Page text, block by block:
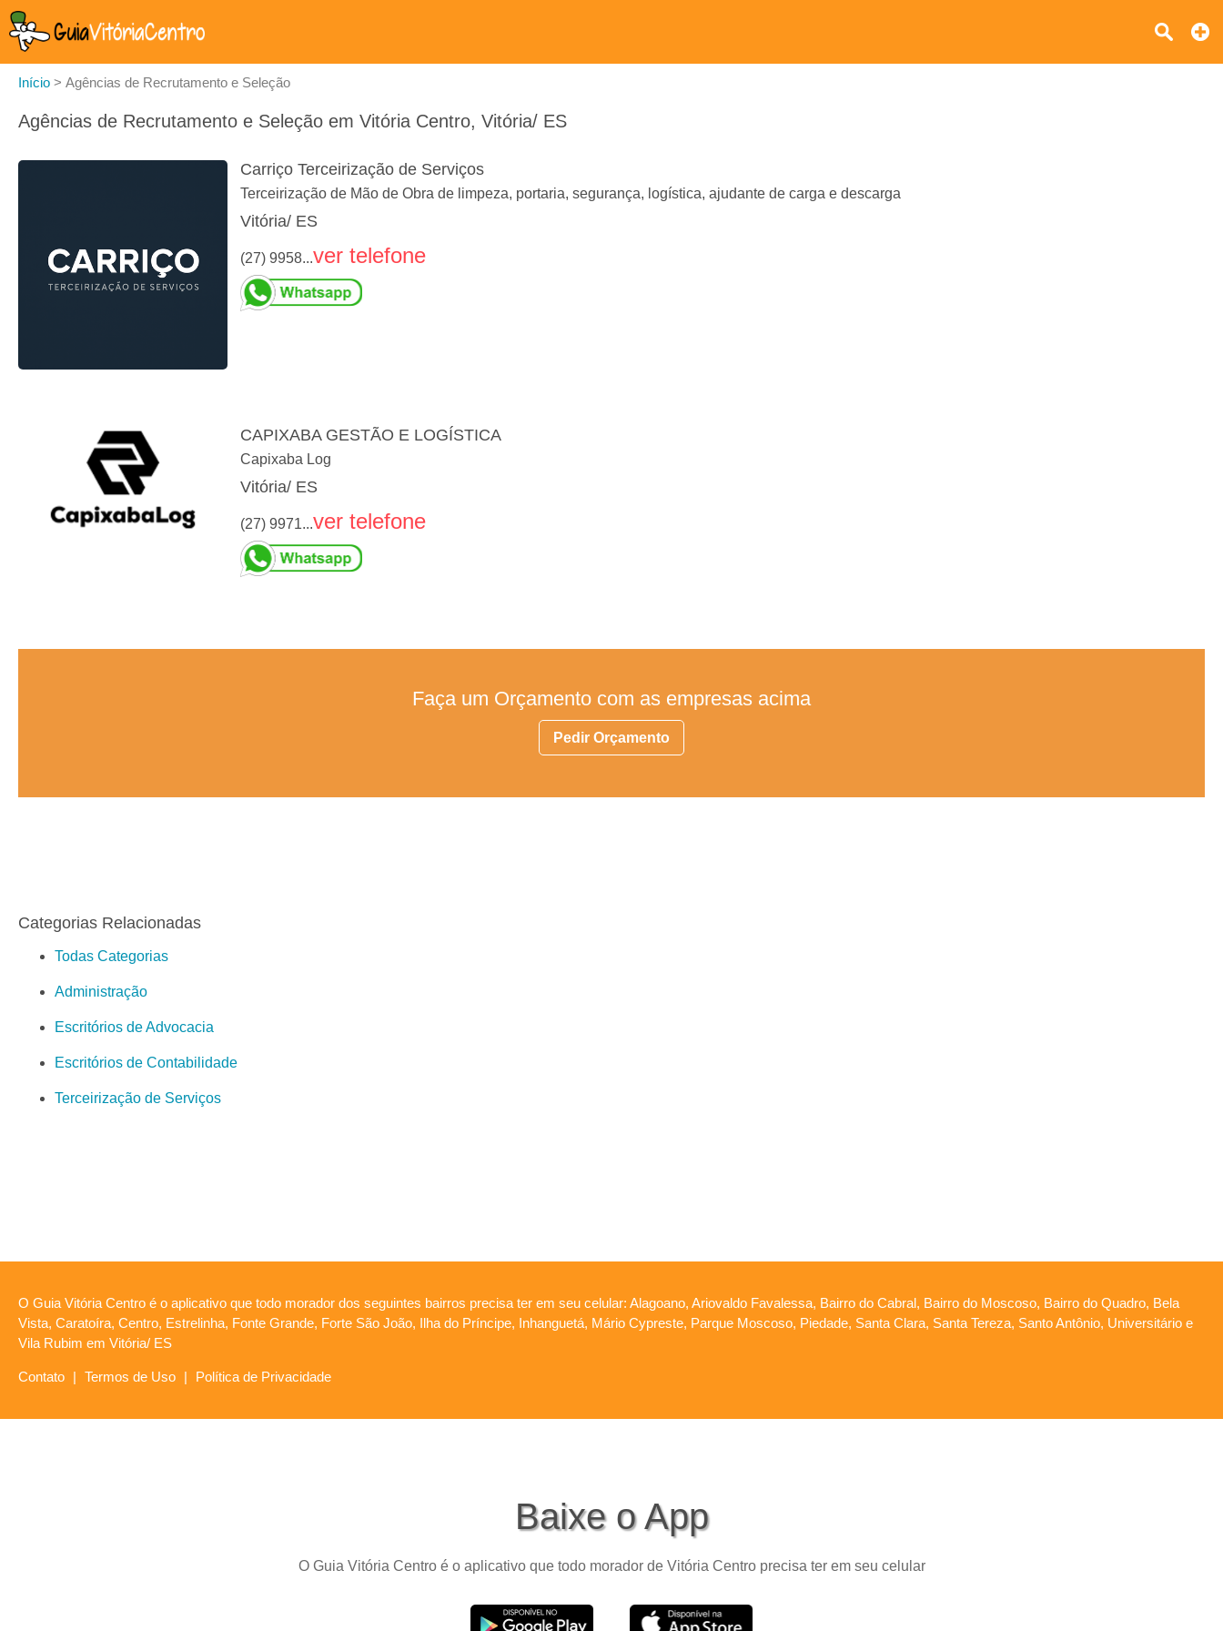
Início > Agências de Recrutamento e Seleção
Agências de Recrutamento e Seleção em Vitória Centro, Vitória/ ES
Carriço Terceirização de Serviços
Terceirização de Mão de Obra de limpeza, portaria, segurança, logística, ajudante de carga e descarga
Vitória/ ES
(27) 9958...ver telefone
CAPIXABA GESTÃO E LOGÍSTICA
Capixaba Log
Vitória/ ES
(27) 9971...ver telefone
Faça um Orçamento com as empresas acima
Pedir Orçamento
Categorias Relacionadas
Todas Categorias
Administração
Escritórios de Advocacia
Escritórios de Contabilidade
Terceirização de Serviços
O Guia Vitória Centro é o aplicativo que todo morador dos seguintes bairros precisa ter em seu celular: Alagoano, Ariovaldo Favalessa, Bairro do Cabral, Bairro do Moscoso, Bairro do Quadro, Bela
Vista, Caratoíra, Centro, Estrelinha, Fonte Grande, Forte São João, Ilha do Príncipe, Inhanguetá, Mário Cypreste, Parque Moscoso, Piedade, Santa Clara, Santa Tereza, Santo Antônio, Universitário e
Vila Rubim em Vitória/ ES
Contato | Termos de Uso | Política de Privacidade
Baixe o App
O Guia Vitória Centro é o aplicativo que todo morador de Vitória Centro precisa ter em seu celular